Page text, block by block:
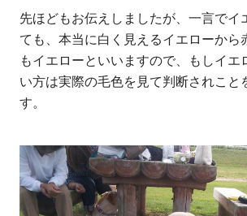
先ほどもお伝えしましたが、一言でイ
ても、本当に白く見えるイエローから
もイエローといいますので、もしイエ
い方は実際の毛色を見て判断されこと
す。